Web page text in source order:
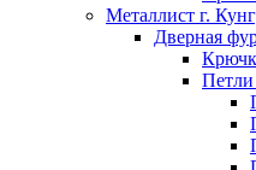
Металлист г.
Дверная